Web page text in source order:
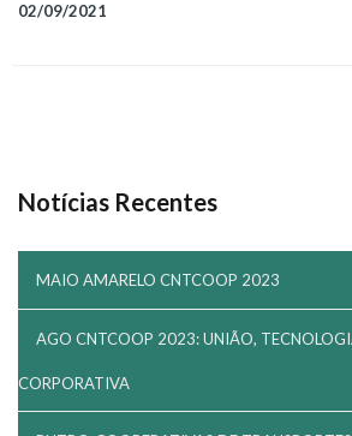
02/09/2021
Notícias Recentes
MAIO AMARELO CNTCOOP 2023
AGO CNTCOOP 2023: UNIÃO,
CORPORATIVA